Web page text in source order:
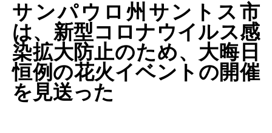
サンパウロ州サントス市
は、新型コロナウイルス感
染拡大防止のため、大晦日
恒例の花火イベントの開催
を見送った